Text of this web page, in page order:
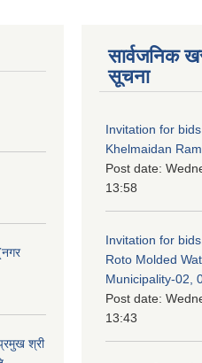
श्री
सार्वजनिक
सूचना
Invitation for
Khelmaidan
Post date:
13:58
Invitation for
Roto Molded
Municipality-02,
Post date:
13:43